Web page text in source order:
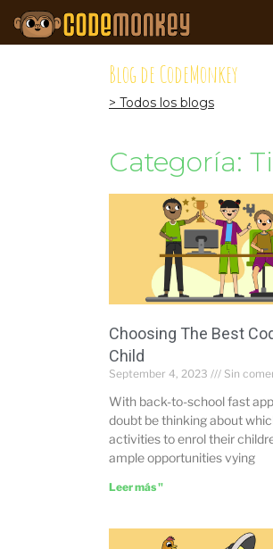
Blog de CodeMonkey
> Todos los blogs
Categoría:
Choosing The Best
Child
September 4, 2023 Sin
With back-to-school fast
doubt be thinking about
activities to enrol their
ample opportunities vying
Leer más "